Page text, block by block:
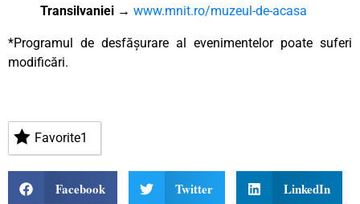
Transilvaniei → www.mnit.ro/muzeul-de-acasa
*Programul de desfășurare al evenimentelor poate suferi
modificări.
Favorite1
Facebook Twitter LinkedIn